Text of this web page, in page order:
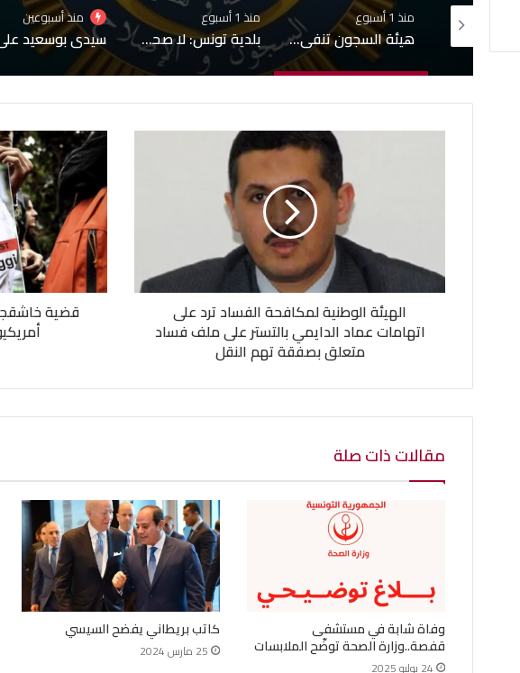
إشاعة حريق سجن المسعدين: ‬إيقاف 6 أشخاص بينهم 4 نساء
منذ 1 أسبوع
هيئة السجون تنفي تدهور الحالة الصحية لبعض المساجين
منذ 1 أسبوع
بلدية تونس: لا صحة لبيع قبور بمقبرة الجلاز والابحاث جارية حول التجاوزات وشبهات التدليس
منذ أسبوعين
الهيئة الوطنية لمكافحة الفساد ترد على
اتهامات عماد الدايمي بالتستر على ملف فساد
متعلق بصفقة تهم النقل
قضية
مقالات ذات صلة
وفاة شابة في مستشفى
قفصة..وزارة الصحة توضّح الملابسات
24 يوليو 2025
كاتب بريطاني يفضح السيسي
25 مارس 2024